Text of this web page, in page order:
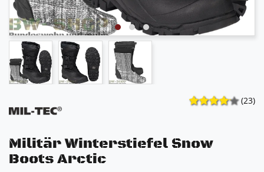
(23)
Militär Winterstiefel Snow
Boots Arctic